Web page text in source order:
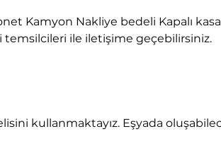
Kamyon Nakliye bedeli Kapalı kasa
temsilcileri ile iletişime geçebilirsiniz.